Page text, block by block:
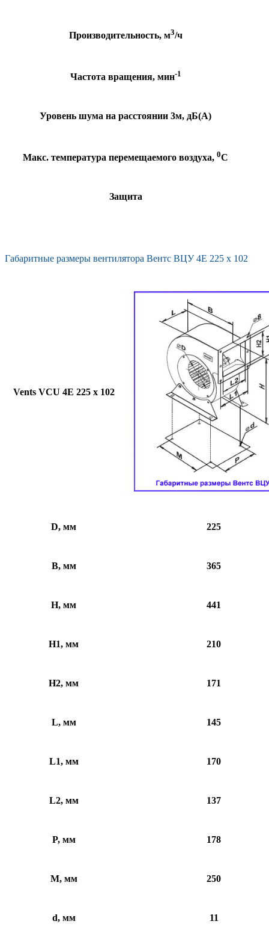
Производительность, м3/ч
Частота вращения, мин-1
Уровень шума на расстоянии 3м, дБ(А)
Макс. температура перемещаемого воздуха, 0С
Защита
Габаритные размеры вентилятора Вентс ВЦУ 4Е 225 х 102
Vents VCU 4E 225 x 102
D, мм 225
B, мм 365
H, мм 441
H1, мм 210
H2, мм 171
L, мм 145
L1, мм 170
L2, мм 137
P, мм 178
M, мм 250
d, мм 11